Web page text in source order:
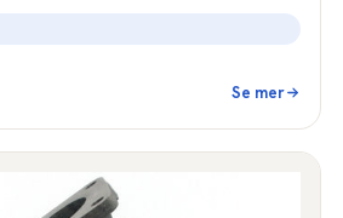
Se mer